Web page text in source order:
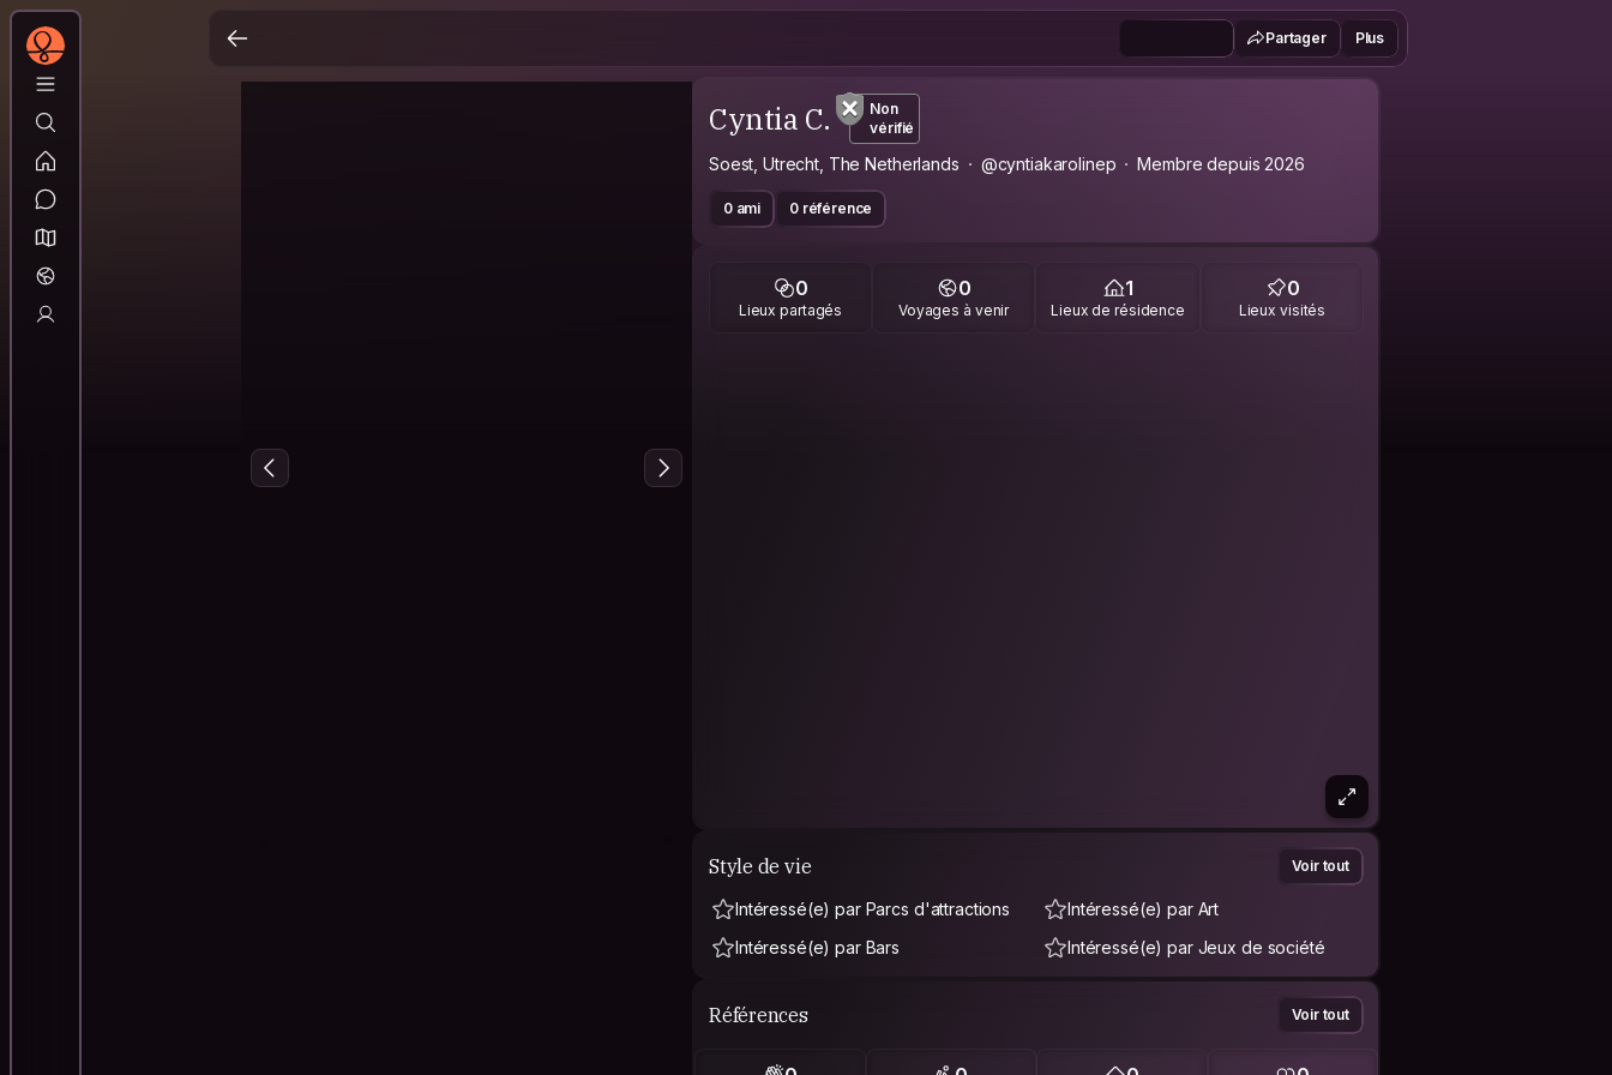
Partager Plus
Cyntia C.
Non
vérifié
Soest, Utrecht, The Netherlands @cyntiakarolinep Membre depuis 2026
0 ami 0 référence
0
Lieux partagés
0
Voyages à venir
1
Lieux de résidence
0
Lieux visités
Style de vie Voir tout
Intéressé(e) par Parcs d'attractions
Intéressé(e) par Art
Intéressé(e) par Bars
Intéressé(e) par Jeux de société
Références Voir tout